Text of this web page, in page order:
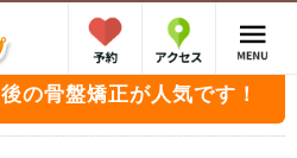
の骨盤矯正が人気です！